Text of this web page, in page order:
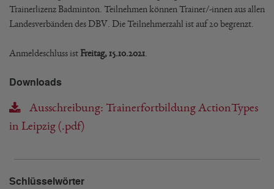
Trainerlizenz Badminton. Teilnehmen können Trainer/-innen aus allen
Landesverbänden des DBV. Die Teilnehmerzahl ist auf 20 begrenzt.
Anmeldeschluss ist Freitag, 15.10.2021
Downloads
Ausschreibung: Trainerfortbildung ActionTypes
in Leipzig (.pdf)
Schlüsselwörter